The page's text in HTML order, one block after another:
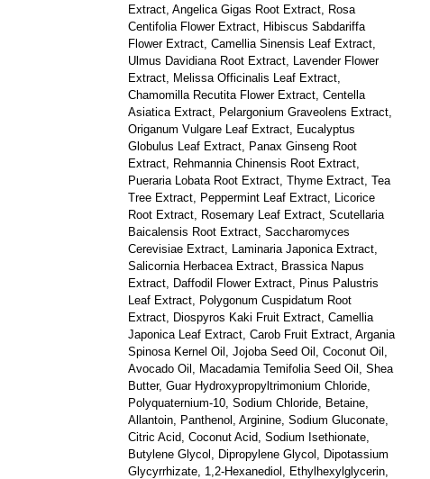
Extract, Angelica Gigas Root Extract, Rosa
Centifolia Flower Extract, Hibiscus Sabdariffa
Flower Extract, Camellia Sinensis Leaf Extract,
Ulmus Davidiana Root Extract, Lavender Flower
Extract, Melissa Officinalis Leaf Extract,
Chamomilla Recutita Flower Extract, Centella
Asiatica Extract, Pelargonium Graveolens Extract,
Origanum Vulgare Leaf Extract, Eucalyptus
Globulus Leaf Extract, Panax Ginseng Root
Extract, Rehmannia Chinensis Root Extract,
Pueraria Lobata Root Extract, Thyme Extract, Tea
Tree Extract, Peppermint Leaf Extract, Licorice
Root Extract, Rosemary Leaf Extract, Scutellaria
Baicalensis Root Extract, Saccharomyces
Cerevisiae Extract, Laminaria Japonica Extract,
Salicornia Herbacea Extract, Brassica Napus
Extract, Daffodil Flower Extract, Pinus Palustris
Leaf Extract, Polygonum Cuspidatum Root
Extract, Diospyros Kaki Fruit Extract, Camellia
Japonica Leaf Extract, Carob Fruit Extract, Argania
Spinosa Kernel Oil, Jojoba Seed Oil, Coconut Oil,
Avocado Oil, Macadamia Temifolia Seed Oil, Shea
Butter, Guar Hydroxypropyltrimonium Chloride,
Polyquaternium-10, Sodium Chloride, Betaine,
Allantoin, Panthenol, Arginine, Sodium Gluconate,
Citric Acid, Coconut Acid, Sodium Isethionate,
Butylene Glycol, Dipropylene Glycol, Dipotassium
Glycyrrhizate, 1,2-Hexanediol, Ethylhexylglycerin,